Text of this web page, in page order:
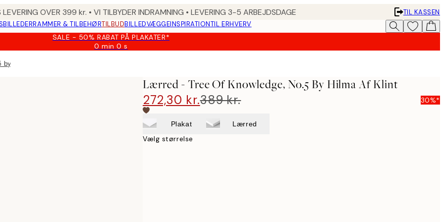
LEVERING OVER 399 kr. • VI TILBYDER INDRAMNING • LEVERING 3-5 ARBEJDSDAGE
TIL KASSEN
RAMMER & TILBEHØRTILBUDBILLEDVÆGGEINSPIRATIONTIL ERHVERV
SALE - 50% RABAT PÅ PLAKATER*
0 min0 s
Gyldig
Hilma af Klint
Lærred - Tree Of Knowledge, No.5 By Hilma Af Klint
272,30 kr.389 kr. 30%*
Plakat Lærred
Vælg størrelse